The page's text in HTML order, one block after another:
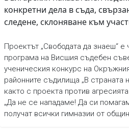
конкретни дела в съда,
следене, склоняване към
Проектът „Свободата да знаеш“ е
програма на Висшия съдебен
ученическия конкурс на
районните съдилища „В страната
както с проекта против
„Да не се нападаме! Да си
получат всички гимназии от